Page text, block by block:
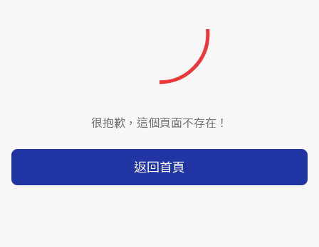
很抱歉，這個頁面不存在！
返回首頁